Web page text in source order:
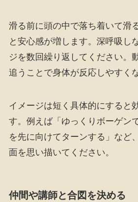
滑る前に頭の中で落ち着いて滑
と安心感が増します。深呼吸し
ジを数回繰り返してください。
追うことで身体が反応しやすく
イメージは短く具体的にすると
す。例えば「ゆっくりボーゲン
を先に向けてターンする」など
面を思い描いてください。
仲間や講師と合図を決める